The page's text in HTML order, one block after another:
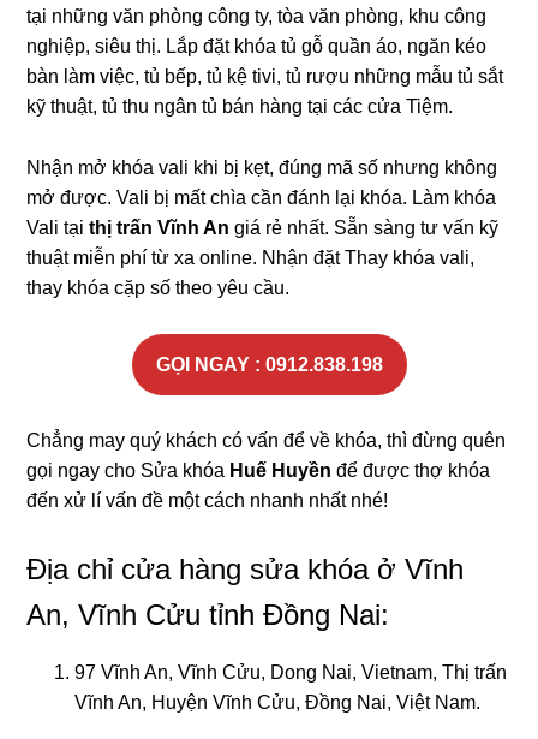
tại những văn phòng công ty, tòa văn phòng, khu công
nghiệp, siêu thị. Lắp đặt khóa tủ gỗ quần áo, ngăn kéo
bàn làm việc, tủ bếp, tủ kệ tivi, tủ rượu những mẫu tủ sắt
kỹ thuật, tủ thu ngân tủ bán hàng tại các cửa Tiệm.
Nhận mở khóa vali khi bị kẹt, đúng mã số nhưng không
mở được. Vali bị mất chìa cần đánh lại khóa. Làm khóa
Vali tạithị trấn Vĩnh Angiá rẻ nhất. Sẵn sàng tư vấn kỹ
thuật miễn phí từ xa online. Nhận đặt Thay khóa vali,
thay khóa cặp số theo yêu cầu.
GỌI NGAY : 0912.838.198
Chẳng may quý khách có vấn để về khóa, thì đừng quên
gọi ngay cho Sửa khóa Huế Huyềnđể được thợ khóa
đến xử lí vấn đề một cách nhanh nhất nhé!
Địa chỉ cửa hàng sửa khóa ở Vĩnh
An, Vĩnh Cửu tỉnh Đồng Nai:
97 Vĩnh An, Vĩnh Cửu, Dong Nai, Vietnam, Thị trấn
Vĩnh An, Huyện Vĩnh Cửu, Đồng Nai, Việt Nam.